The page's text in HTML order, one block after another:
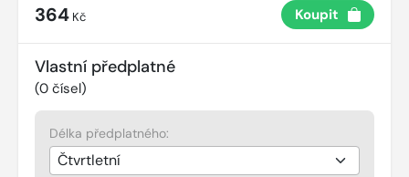
364 Kč Koupit
Vlastní předplatné
(0 čísel)
Délka předplatného: